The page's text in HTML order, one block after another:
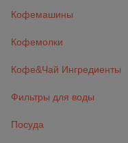
Кофемашины
Кофемолки
Кофе&Чай Ингредиенты
Фильтры для воды
Посуда